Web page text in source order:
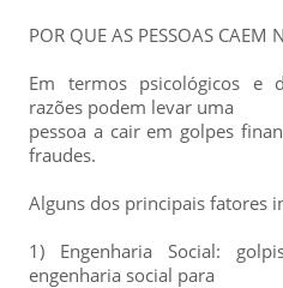
POR QUE AS PESSOAS CAEM
Em termos psicológicos e
razões podem levar uma
pessoa a cair em golpes
fraudes.
Alguns dos principais fatores
1) Engenharia Social:
engenharia social para